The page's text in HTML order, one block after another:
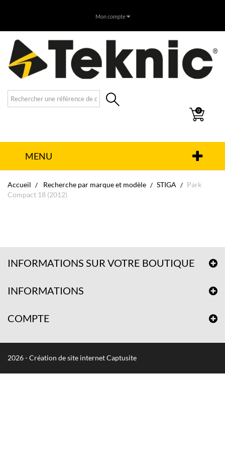
Mon compte
0
MENU
Accueil Recherche par marque et modèle STIGA
Park
Compact 18 (2012)
INFORMATIONS SUR VOTRE BOUTIQUE
INFORMATIONS
COMPTE
2026 - Création de site internet Captusite